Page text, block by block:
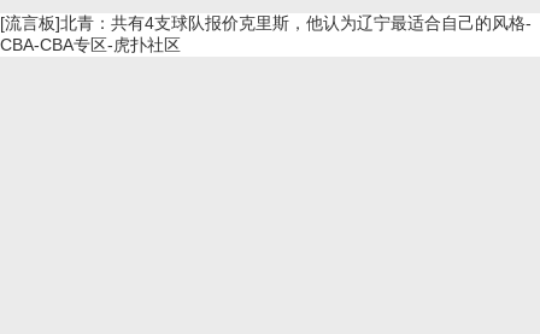
[流言板]北青：共有4支球队报价克里斯，他认为辽宁最适合自己的风格-
CBA-CBA专区-虎扑社区